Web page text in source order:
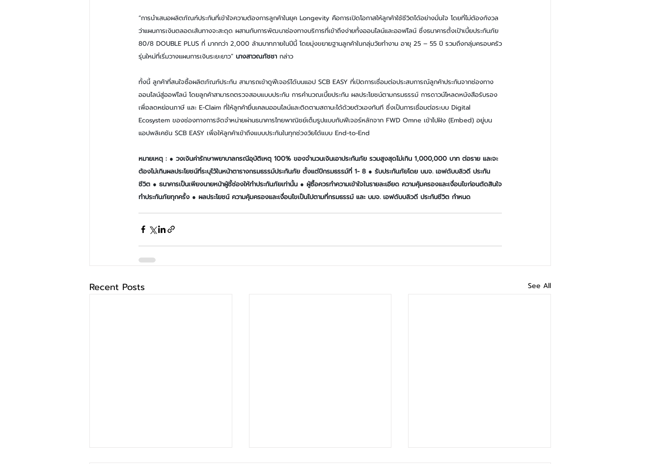
“การนำเสนอผลิตภัณฑ์ประกันที่เข้าใจความต้องการลูกค้าในยุค Longevity คือการเปิดโอกาสให้ลูกค้าใช้ชีวิตได้อย่างมั่นใจ โดยที่ไม่ต้องกังวล
ว่าแผนการเงินตลอดเส้นทางจะสะดุด ผสานกับการพัฒนาช่องทางบริการที่เข้าถึงง่ายทั้งออนไลน์และออฟไลน์ ซึ่งธนาคารตั้งเป้าเบี้ยประกันภัย
80/8 DOUBLE PLUS ที่ มากกว่า 2,000 ล้านบาทภายในปีนี้ โดยมุ่งขยายฐานลูกค้าในกลุ่มวัยทำงาน อายุ 25 – 55 ปี รวมถึงกลุ่มครอบครัว
รุ่นใหม่ที่เริ่มวางแผนการเงินระยะยาว” นางสาวณภัชชา กล่าว
ทั้งนี้ ลูกค้าที่สนใจซื้อผลิตภัณฑ์ประกัน สามารถเข้าดูฟีเจอร์ได้บนแอป SCB EASY ที่เปิดการเชื่อมต่อประสบการณ์ลูกค้าประกันจากช่องทาง
ออนไลน์สู่ออฟไลน์ โดยลูกค้าสามารถตรวจสอบแบบประกัน การคำนวณเบี้ยประกัน ผลประโยชน์ตามกรมธรรม์ การดาวน์โหลดหนังสือรับรอง
เพื่อลดหย่อนภาษี และ E-Claim ที่ให้ลูกค้ายื่นเคลมออนไลน์และติดตามสถานะได้ด้วยตัวเองทันที ซึ่งเป็นการเชื่อมต่อระบบ Digital
Ecosystem ของช่องทางการจัดจำหน่ายผ่านธนาคารไทยพาณิชย์เต็มรูปแบบกับฟีเจอร์หลักจาก FWD Omne เข้าไปฝัง (Embed) อยู่บน
แอปพลิเคชัน SCB EASY เพื่อให้ลูกค้าเข้าถึงแบบประกันในทุกช่วงวัยได้แบบ End-to-End
หมายเหตุ : ● วงเงินค่ารักษาพยาบาลกรณีอุบัติเหตุ 100% ของจำนวนเงินเอาประกันภัย รวมสูงสุดไม่เกิน 1,000,000 บาท ต่อราย และจะ
ต้องไม่เกินผลประโยชน์ที่ระบุไว้ในหน้าตารางกรมธรรม์ประกันภัย ตั้งแต่ปีกรมธรรม์ที่ 1- 8 ● รับประกันภัยโดย บมจ. เอฟดับบลิวดี ประกัน
ชีวิต ● ธนาคารเป็นเพียงนายหน้าผู้ชี้ช่องให้ทำประกันภัยเท่านั้น ● ผู้ซื้อควรทำความเข้าใจในรายละเอียด ความคุ้มครองและเงื่อนไขก่อนตัดสินใจ
ทำประกันภัยทุกครั้ง ● ผลประโยชน์ ความคุ้มครองและเงื่อนไขเป็นไปตามที่กรมธรรม์ และ บมจ. เอฟดับบลิวดี ประกันชีวิต กำหนด
Recent Posts See All